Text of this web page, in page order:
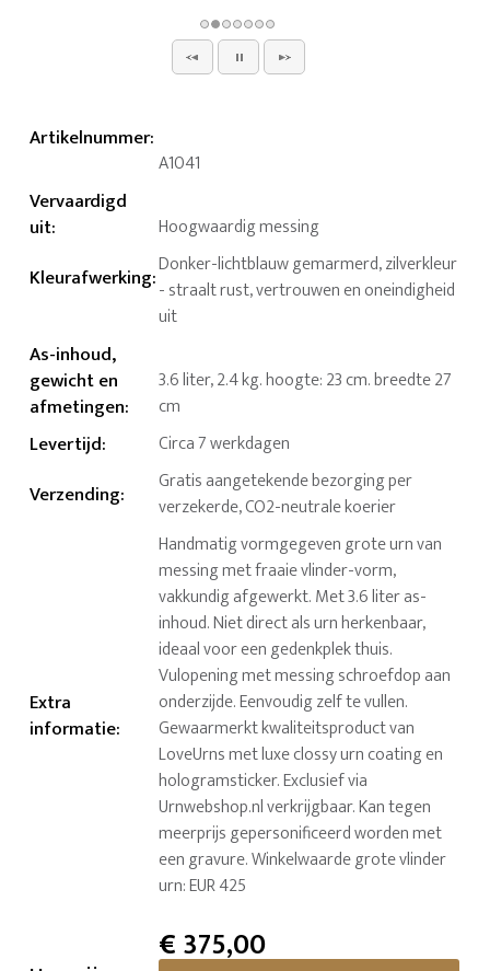
Artikelnummer:
A1041
Vervaardigd
uit: Hoogwaardig messing
Kleurafwerking:Donker-lichtblauw gemarmerd, zilverkleur
- straalt rust, vertrouwen en oneindigheid
uit
As-inhoud,
gewicht en
afmetingen:
3.6 liter, 2.4 kg. hoogte: 23 cm. breedte 27
cm
Levertijd: Circa 7 werkdagen
Verzending:
Gratis aangetekende bezorging per
verzekerde, CO2-neutrale koerier
Extra
informatie:
Handmatig vormgegeven grote urn van
messing met fraaie vlinder-vorm,
vakkundig afgewerkt. Met 3.6 liter as-
inhoud. Niet direct als urn herkenbaar,
ideaal voor een gedenkplek thuis.
Vulopening met messing schroefdop aan
onderzijde. Eenvoudig zelf te vullen.
Gewaarmerkt kwaliteitsproduct van
LoveUrns met luxe clossy urn coating en
hologramsticker. Exclusief via
Urnwebshop.nl verkrijgbaar. Kan tegen
meerprijs gepersonificeerd worden met
een gravure. Winkelwaarde grote vlinder
urn: EUR 425
€375,00